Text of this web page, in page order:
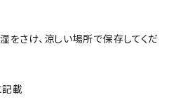
をさけ、涼しい場所で保存してくだ
載